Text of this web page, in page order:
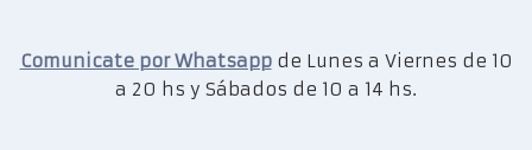
Comunicate por Whatsappde Lunes a Viernes de 10
a 20 hs y Sábados de 10 a 14 hs.